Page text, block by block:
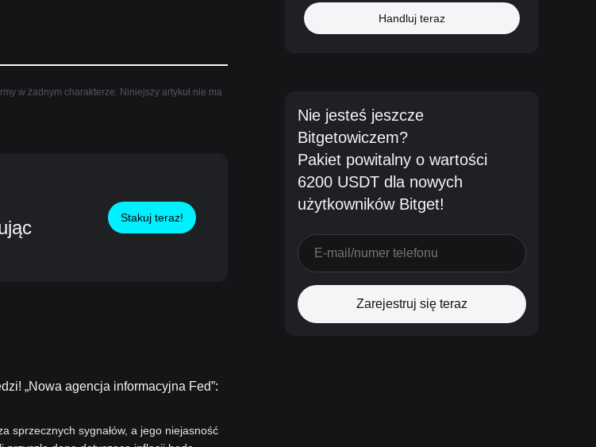
w żadnym charakterze. Niniejszy artykuł nie ma
Stakuj teraz!
„Nowa agencja informacyjna Fed”:
sprzecznych sygnałów, a jego niejasność
Handluj teraz
Nie jesteś jeszcze
Bitgetowiczem?
Pakiet powitalny o wartości
6200 USDT dla nowych
użytkowników Bitget!
Zarejestruj się teraz